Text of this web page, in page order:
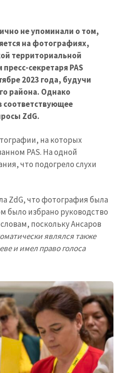
не упоминали о том,
на фотографиях,
территориальной
секретаря PAS
2023 года, будучи
района. Однако
соответствующее
ZdG.
на которых
PAS. На одной
что подогрело слухи
ZdG, что фотография была
было избрано руководство
поскольку Ансаров
являлся также
и имел право голоса